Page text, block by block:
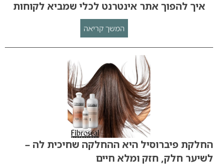
איך להפוך אתר אינטרנט לכלי שמביא לקוחות
המשך קריאה
החלקת פיברוסיל היא ההחלקה שחיכית לה –
לשיער חלק, חזק ומלא חיים